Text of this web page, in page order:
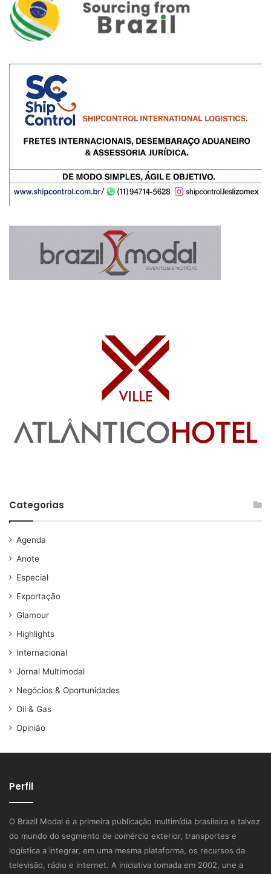
Categorias
Agenda
Anote
Especial
Exportação
Glamour
Highlights
Internacional
Jornal Multimodal
Negócios & Oportunidades
Oil & Gas
Opinião
Perfil
O Brazil Modal é a primeira publicação multimídia brasileira e talvez
do mundo do segmento de comércio exterior, transportes e
logística a integrar, em uma mesma plataforma, os recursos da
televisão, rádio e internet. A iniciativa tomada em 2002, une a